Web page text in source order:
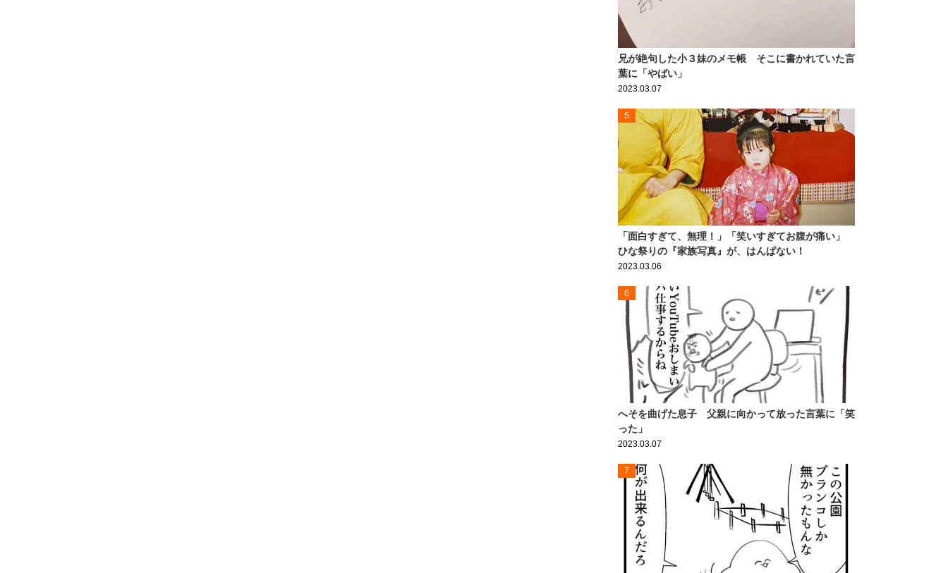
兄が絶句した小３妹のメモ帳 そこに書かれていた言
葉に「やばい」
2023.03.07
5
「面白すぎて、無理！」「笑いすぎてお腹が痛い」
ひな祭りの『家族写真』が、はんぱない！
2023.03.06
6
へそを曲げた息子 父親に向かって放った言葉に「笑
った」
2023.03.07
7